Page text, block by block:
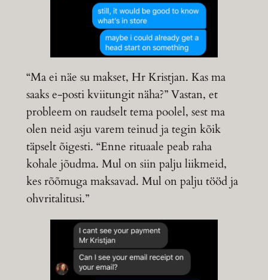
“Ma ei näe su makset, Hr Kristjan. Kas ma
saaks e-posti kviitungit näha?” Vastan, et
probleem on raudselt tema poolel, sest ma
olen neid asju varem teinud ja tegin kõik
täpselt õigesti. “Enne rituaale peab raha
kohale jõudma. Mul on siin palju liikmeid,
kes rõõmuga maksavad. Mul on palju tööd ja
ohvritalitusi.”